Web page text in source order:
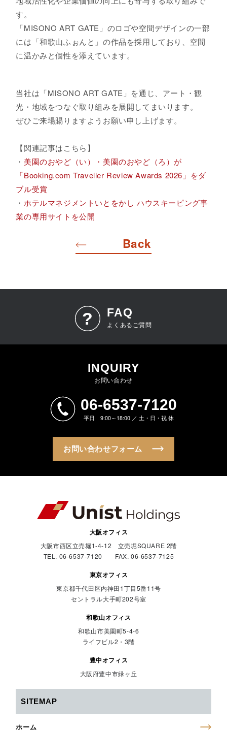
す。
「MISONO ART GATE」のロゴや空間デザインの一部
には「和歌山ふぉんと」の作品を採用しており、空間
に温かみと個性を添えています。
当社は「MISONO ART GATE」を通じ、アート・観
光・地域をつなぐ取り組みを展開してまいります。
ぜひご来場賜りますようお願い申し上げます。
【関連記事はこちら】
・ 美園のおやど（い）・美園のおやど（ろ）が
「Booking.com Traveller Review Awards 2026」をダ
ブル受賞
・ ホテルマネジメントいとをかし ハウスキーピング事
業の専用サイトを公開
Back
FAQ
よくあるご質問
INQUIRY
お問い合わせ
06-6537-7120
平日 9:00～18:00 ／ 土・日・祝 休
お問い合わせフォーム
大阪オフィス
大阪市西区立売堀1-4-12 立売堀SQUARE 2階
TEL. 06-6537-7120 FAX. 06-6537-7125
東京オフィス
東京都千代田区内神田1丁目5番11号
セントラル大手町202号室
和歌山オフィス
和歌山市美園町5-4-6
ライフビル2・3階
豊中オフィス
大阪府豊中市緑ヶ丘
SITEMAP
ホーム